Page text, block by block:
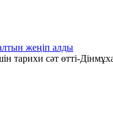
жеңіп алды
сәт өтті-